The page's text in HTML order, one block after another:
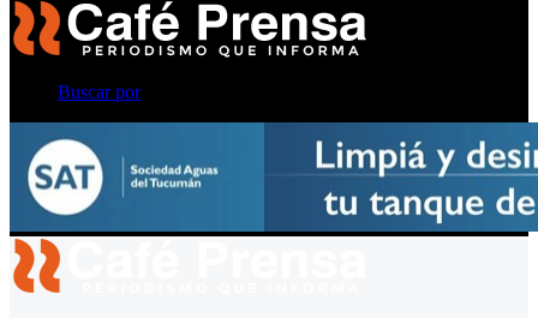
Buscar por